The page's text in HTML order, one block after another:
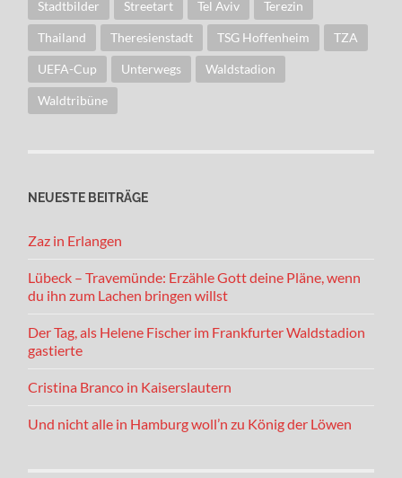
Stadtbilder Streetart Tel Aviv Terezin
Thailand Theresienstadt TSG Hoffenheim TZA
UEFA-Cup Unterwegs Waldstadion
Waldtribüne
NEUESTE BEITRÄGE
Zaz in Erlangen
Lübeck – Travemünde: Erzähle Gott deine Pläne, wenn
du ihn zum Lachen bringen willst
Der Tag, als Helene Fischer im Frankfurter Waldstadion
gastierte
Cristina Branco in Kaiserslautern
Und nicht alle in Hamburg woll’n zu König der Löwen